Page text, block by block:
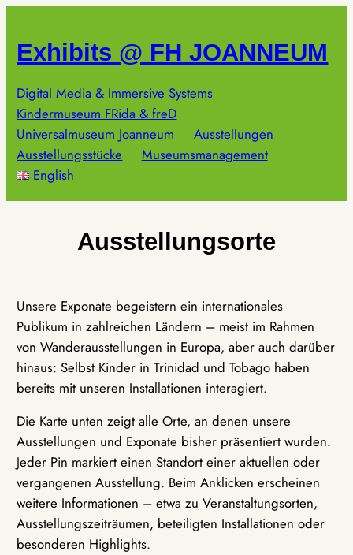
springen
Exhibits @ FH JOANNEUM
Digital Media & Immersive Systems
Kindermuseum FRida & freD
Universalmuseum Joanneum
Ausstellungen
Ausstellungsstücke
Museumsmanagement
English
Ausstellungsorte
Unsere Exponate begeistern ein internationales
Publikum in zahlreichen Ländern – meist im Rahmen
von Wanderausstellungen in Europa, aber auch darüber
hinaus: Selbst Kinder in Trinidad und Tobago haben
bereits mit unseren Installationen interagiert.
Die Karte unten zeigt alle Orte, an denen unsere
Ausstellungen und Exponate bisher präsentiert wurden.
Jeder Pin markiert einen Standort einer aktuellen oder
vergangenen Ausstellung. Beim Anklicken erscheinen
weitere Informationen – etwa zu Veranstaltungsorten,
Ausstellungszeiträumen, beteiligten Installationen oder
besonderen Highlights.